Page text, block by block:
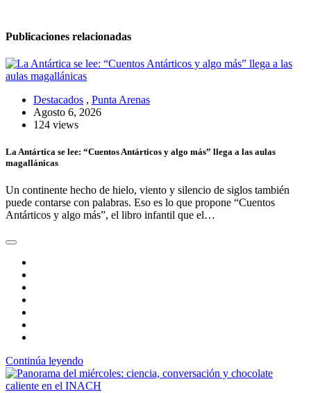
Publicaciones relacionadas
Destacados , Punta Arenas
Agosto 6, 2026
124 views
La Antártica se lee: “Cuentos Antárticos y algo más” llega a las aulas
magallánicas
Un continente hecho de hielo, viento y silencio de siglos también
puede contarse con palabras. Eso es lo que propone “Cuentos
Antárticos y algo más”, el libro infantil que el…
Continúa leyendo